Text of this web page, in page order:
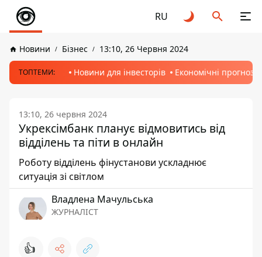
RU
Новини Бізнес 13:10, 26 Червня 2024
ТОПТЕМИ: Новини для інвесторів Економічні прогнози
13:10, 26 червня 2024
Укрексімбанк планує відмовитись від
відділень та піти в онлайн
Роботу відділень фінустанови ускладнює
ситуація зі світлом
Владлена Мачульська
ЖУРНАЛІСТ
👍